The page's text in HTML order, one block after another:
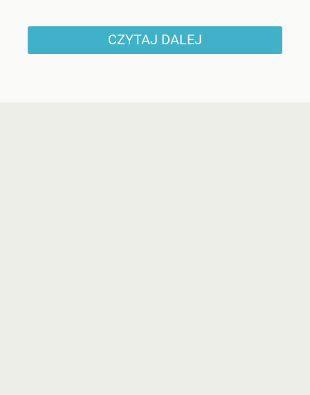
CZYTAJ DALEJ